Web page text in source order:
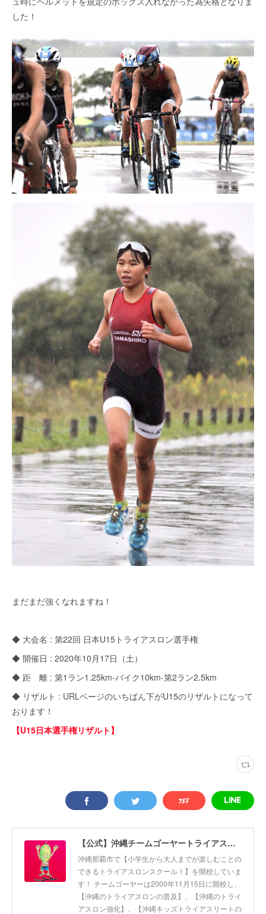
した！
まだまだ強くなれますね！
◆ 大会名 : 第22回 日本U15トライアスロン選手権
◆ 開催日 : 2020年10月17日（土）
◆ 距 離 : 第1ラン1.25km-バイク10km-第2ラン2.5km
◆ リザルト : URLページのいちばん下がU15のリザルトになって
おります！
【U15日本選手権リザルト】
【公式】沖縄チームゴーヤートライアスロンスクール
沖縄那覇市で【小学生から大人までが楽しむことの
できるトライアスロンスクール！】を開校していま
す！ チームゴーヤーは2000年11月15日に開校し、
【沖縄のトライアスロンの普及】、【沖縄のトライ
アスロン強化】、【沖縄キッズトライアスリートの